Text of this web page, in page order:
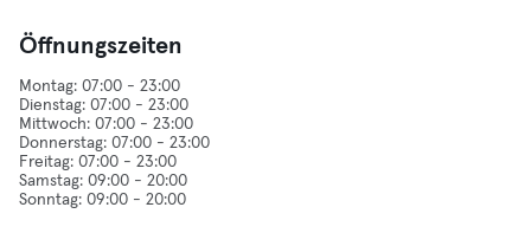
Öffnungszeiten
Montag: 07:00 - 23:00
Dienstag: 07:00 - 23:00
Mittwoch: 07:00 - 23:00
Donnerstag: 07:00 - 23:00
Freitag: 07:00 - 23:00
Samstag: 09:00 - 20:00